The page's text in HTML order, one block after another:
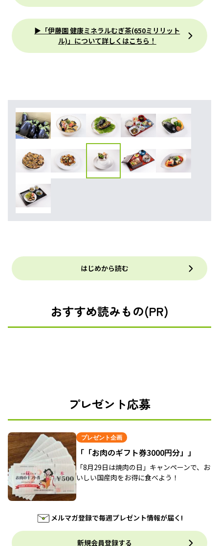
▶「伊藤園 健康ミネラルむぎ茶(650ミリリット
ル)」について詳しくはこちら！
はじめから読む
おすすめ読みもの(PR)
プレゼント応募
プレゼント企画
「「お肉のギフト券3000円分」」
「8月29日は焼肉の日」キャンペーンで、お
いしい国産肉をお得に食べよう！
メルマガ登録で毎週プレゼント情報が届く!
新規会員登録する